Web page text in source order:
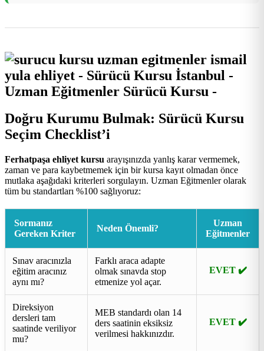
Doğru Kurumu Bulmak: Sürücü Kursu
Seçim Checklist’i
Ferhatpaşa ehliyet kursu arayışınızda yanlış karar vermemek,
zaman ve para kaybetmemek için bir kursa kayıt olmadan önce
mutlaka aşağıdaki kriterleri sorgulayın. Uzman Eğitmenler olarak
tüm bu standartları %100 sağlıyoruz:
Sormanız
Gereken Kriter
Neden Önemli?
Uzman
Eğitmenler
Sınav aracınızla
eğitim aracınız
aynı mı?
Farklı araca adapte
olmak sınavda stop
etmenize yol açar.
EVET ✔️
Direksiyon
dersleri tam
saatinde veriliyor
mu?
MEB standardı olan 14
ders saatinin eksiksiz
verilmesi hakkınızdır.
EVET ✔️